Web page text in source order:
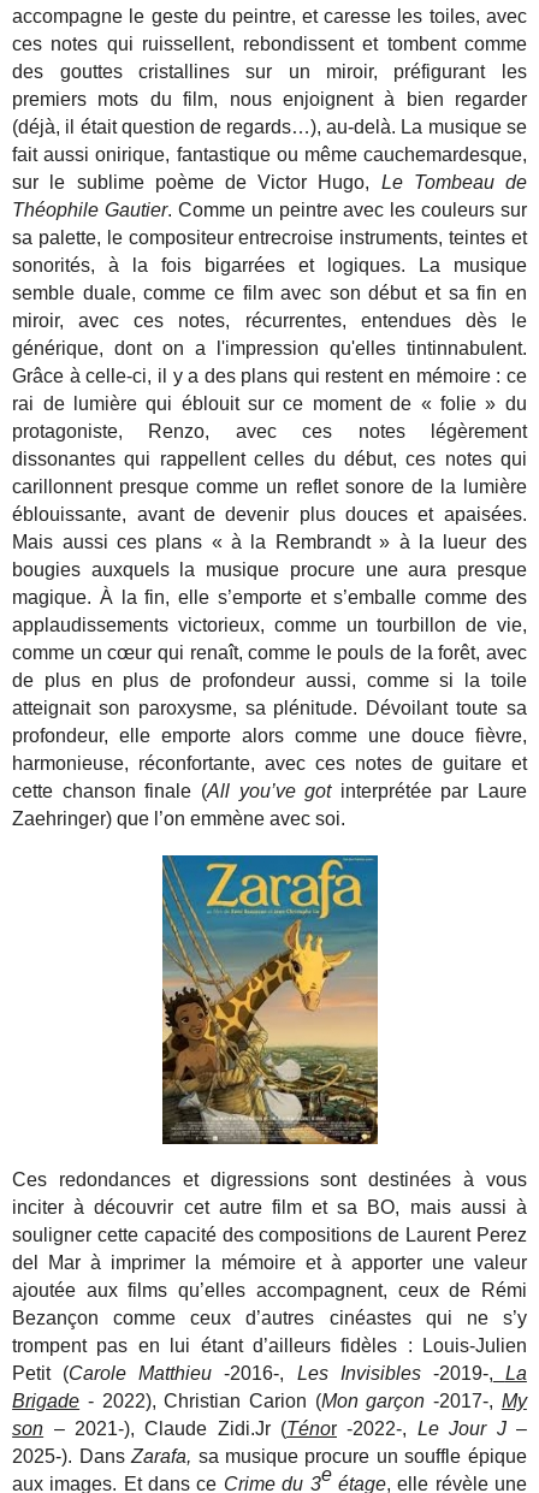
accompagne le geste du peintre, et caresse les toiles, avec
ces notes qui ruissellent, rebondissent et tombent comme
des gouttes cristallines sur un miroir, préfigurant les
premiers mots du film, nous enjoignent à bien regarder
(déjà, il était question de regards…), au-delà. La musique se
fait aussi onirique, fantastique ou même cauchemardesque,
sur le sublime poème de Victor Hugo, Le Tombeau de
Théophile Gautier. Comme un peintre avec les couleurs sur
sa palette, le compositeur entrecroise instruments, teintes et
sonorités, à la fois bigarrées et logiques. La musique
semble duale, comme ce film avec son début et sa fin en
miroir, avec ces notes, récurrentes, entendues dès le
générique, dont on a l'impression qu'elles tintinnabulent.
Grâce à celle-ci, il y a des plans qui restent en mémoire : ce
rai de lumière qui éblouit sur ce moment de « folie » du
protagoniste, Renzo, avec ces notes légèrement
dissonantes qui rappellent celles du début, ces notes qui
carillonnent presque comme un reflet sonore de la lumière
éblouissante, avant de devenir plus douces et apaisées.
Mais aussi ces plans « à la Rembrandt » à la lueur des
bougies auxquels la musique procure une aura presque
magique. À la fin, elle s’emporte et s’emballe comme des
applaudissements victorieux, comme un tourbillon de vie,
comme un cœur qui renaît, comme le pouls de la forêt, avec
de plus en plus de profondeur aussi, comme si la toile
atteignait son paroxysme, sa plénitude. Dévoilant toute sa
profondeur, elle emporte alors comme une douce fièvre,
harmonieuse, réconfortante, avec ces notes de guitare et
cette chanson finale (All you’ve gotinterprétée par Laure
Zaehringer) que l’on emmène avec soi.
Ces redondances et digressions sont destinées à vous
inciter à découvrir cet autre film et sa BO, mais aussi à
souligner cette capacité des compositions de Laurent Perez
del Mar à imprimer la mémoire et à apporter une valeur
ajoutée aux films qu’elles accompagnent, ceux de Rémi
Bezançon comme ceux d’autres cinéastes qui ne s’y
trompent pas en lui étant d’ailleurs fidèles : Louis-Julien
Petit (Carole Matthieu -2016-, Les Invisibles-2019-,
La
Brigade - 2022), Christian Carion (Mon garçon -2017-, My
son – 2021-), Claude Zidi.Jr (Ténor -2022-, Le Jour J–
2025-). DansZarafa, sa musique procure un souffle épique
aux images. Et dans ce Crime du 3e étage, elle révèle une